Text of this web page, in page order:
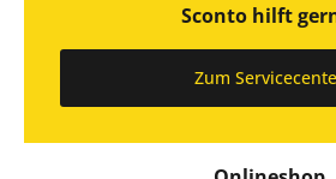
Sconto hilft
Zum